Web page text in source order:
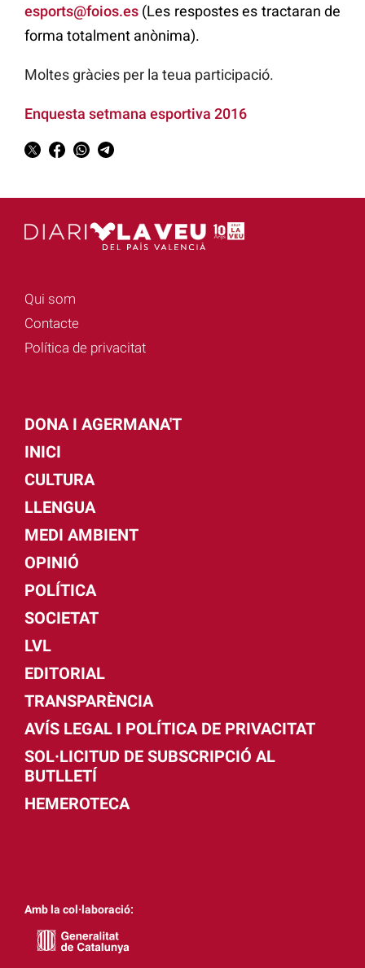
esports@foios.es (Les respostes es tractaran de
forma totalment anònima).
Moltes gràcies per la teua participació.
Enquesta setmana esportiva 2016
Qui som
Contacte
Política de privacitat
DONA I AGERMANA'T
INICI
CULTURA
LLENGUA
MEDI AMBIENT
OPINIÓ
POLÍTICA
SOCIETAT
LVL
EDITORIAL
TRANSPARÈNCIA
AVÍS LEGAL I POLÍTICA DE PRIVACITAT
SOL·LICITUD DE SUBSCRIPCIÓ AL
BUTLLETÍ
HEMEROTECA
Amb la col·laboració: